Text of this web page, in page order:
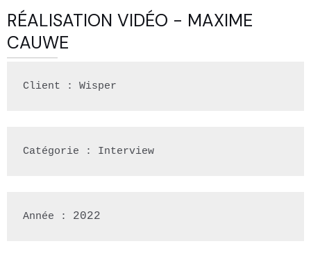
RÉALISATION VIDÉO - MAXIME
CAUWE
Client : Wisper
Catégorie : Interview
Année : 2022